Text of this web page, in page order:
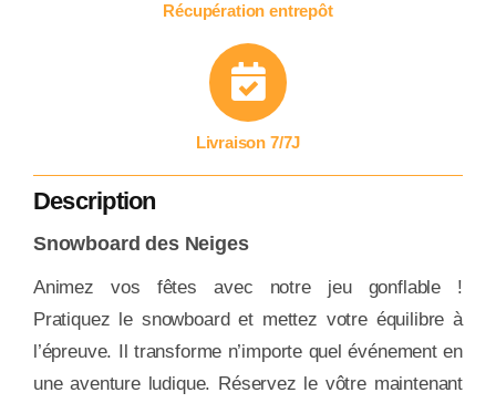
Récupération entrepôt
Livraison 7/7J
Description
Snowboard des Neiges
Animez vos fêtes avec notre jeu gonflable !
Pratiquez le snowboard et mettez votre équilibre à
l’épreuve. Il transforme n’importe quel événement en
une aventure ludique. Réservez le vôtre maintenant